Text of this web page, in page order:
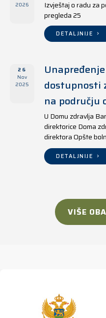
2026
Izvještaj o radu za
pregleda 25
DETALJNIJE
26
Nov
2025
dostupnosti
na području
U Domu zdravlja
direktorice Doma
direktora Opšte
direktora Doma
DETALJNIJE
VIŠE